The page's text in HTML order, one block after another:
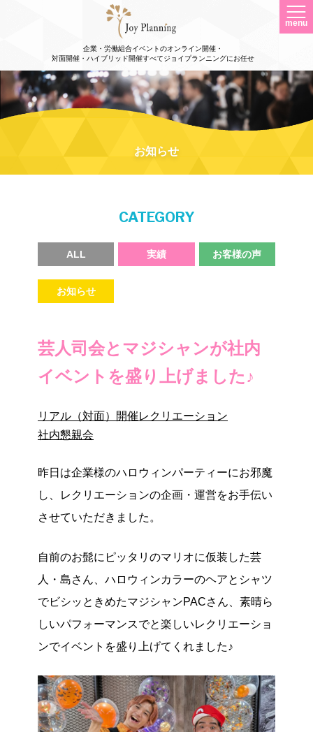
企業・労働組合イベントのオンライン開催・
対面開催・ハイブリッド開催すべてジョイプランニングにお任せ
menu
お知らせ
CATEGORY
ALL 実績 お客様の声
お知らせ
芸人司会とマジシャンが社内
イベントを盛り上げました♪
リアル（対面）開催レクリエーション
社内懇親会
昨日は企業様のハロウィンパーティーにお邪魔
し、レクリエーションの企画・運営をお手伝い
させていただきました。
自前のお髭にピッタリのマリオに仮装した芸
人・島さん、ハロウィンカラーのヘアとシャツ
でビシッときめたマジシャンPACさん、素晴ら
しいパフォーマンスでと楽しいレクリエーショ
ンでイベントを盛り上げてくれました♪